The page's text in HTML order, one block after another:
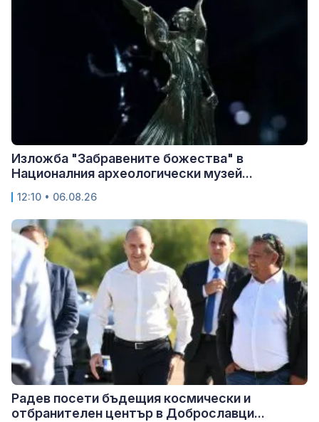
Изложба "Забравените божества" в
Националния археологически музей...
12:10 • 06.08.26
Радев посети бъдещия космически и
отбранителен център в Доброславци...